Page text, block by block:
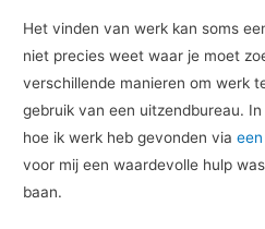
Het vinden van werk kan soms
niet precies weet waar je moet
verschillende manieren om werk
gebruik van een uitzendbureau.
hoe ik werk heb gevonden via
voor mij een waardevolle hulp
baan.